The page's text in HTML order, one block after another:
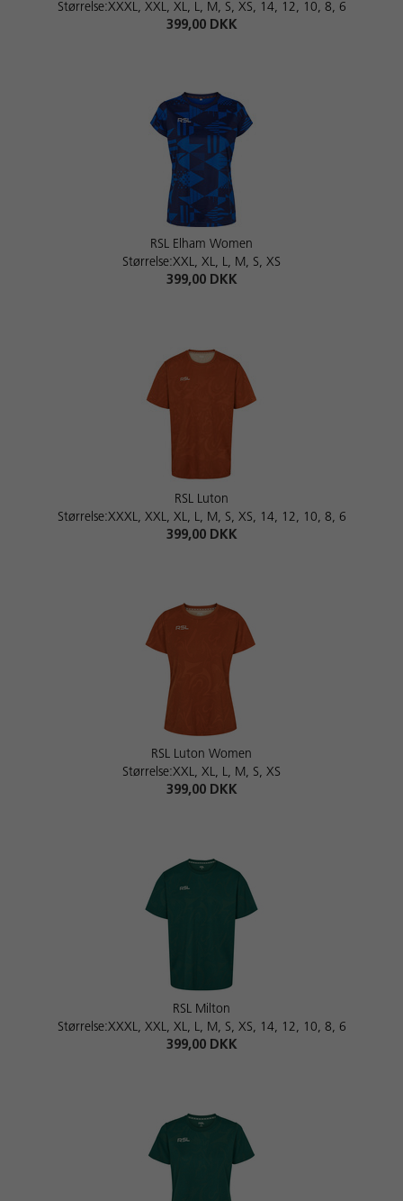
Størrelse:XXXL, XXL, XL, L, M, S, XS, 14, 12, 10, 8, 6
399,00 DKK
RSL Elham Women
Størrelse:XXL, XL, L, M, S, XS
399,00 DKK
RSL Luton
Størrelse:XXXL, XXL, XL, L, M, S, XS, 14, 12, 10, 8, 6
399,00 DKK
RSL Luton Women
Størrelse:XXL, XL, L, M, S, XS
399,00 DKK
RSL Milton
Størrelse:XXXL, XXL, XL, L, M, S, XS, 14, 12, 10, 8, 6
399,00 DKK